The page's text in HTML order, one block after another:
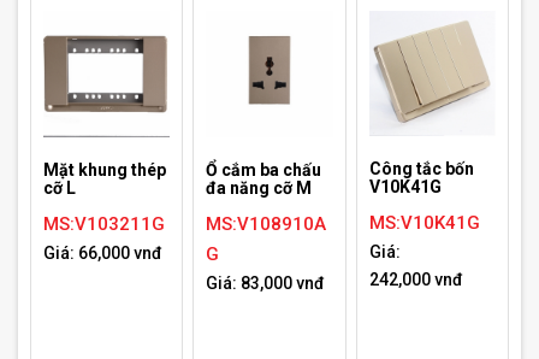
Mặt khung thép
cỡ L
MS:V103211G
Giá: 66,000 vnđ
Ổ cắm ba chấu
đa năng cỡ M
MS:V108910A
G
Giá: 83,000 vnđ
Công tắc bốn
V10K41G
MS:V10K41G
Giá:
242,000 vnđ